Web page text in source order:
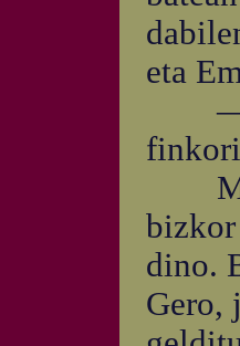
eta
bizkor
dino.
Gero,